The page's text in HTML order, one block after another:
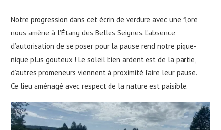
Notre progression dans cet écrin de verdure avec une flore
nous amène à l’Étang des Belles Seignes. L’absence
d’autorisation de se poser pour la pause rend notre pique-
nique plus gouteux ! Le soleil bien ardent est de la partie,
d’autres promeneurs viennent à proximité faire leur pause.
Ce lieu aménagé avec respect de la nature est paisible.